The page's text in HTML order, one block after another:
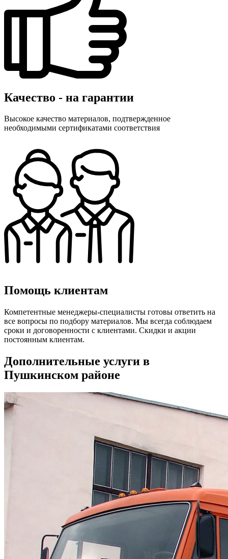
Качество - на гарантии
Высокое качество материалов, подтвержденное
необходимыми сертификатами соответствия
Помощь клиентам
Компетентные менеджеры-специалисты готовы ответить на
все вопросы по подбору материалов. Мы всегда соблюдаем
сроки и договоренности с клиентами. Скидки и акции
постоянным клиентам.
Дополнительные услуги в
Пушкинском районе